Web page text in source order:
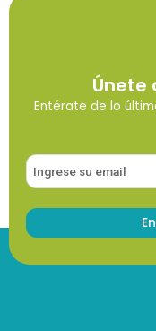
Únete
Entérate de lo